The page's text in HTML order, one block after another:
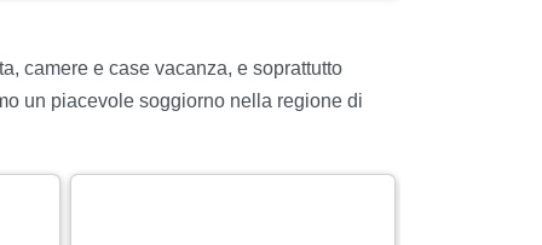
camere e case vacanza, e soprattutto
un piacevole soggiorno nella regione di